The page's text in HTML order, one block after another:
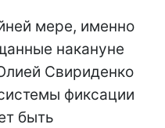
мере, именно
накануне
Свириденко
фиксации
быть